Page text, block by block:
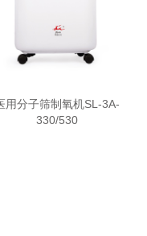
用分子筛制氧机SL-3A-
330/530